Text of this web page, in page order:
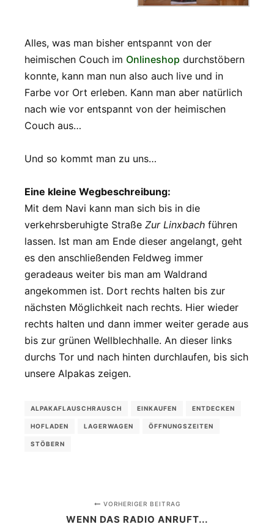
Alles, was man bisher entspannt von der
heimischen Couch im Onlineshop durchstöbern
konnte, kann man nun also auch live und in
Farbe vor Ort erleben. Kann man aber natürlich
nach wie vor entspannt von der heimischen
Couch aus…
Und so kommt man zu uns…
Eine kleine Wegbeschreibung:
Mit dem Navi kann man sich bis in die
verkehrsberuhigte Straße Zur Linxbach führen
lassen. Ist man am Ende dieser angelangt, geht
es den anschließenden Feldweg immer
geradeaus weiter bis man am Waldrand
angekommen ist. Dort rechts halten bis zur
nächsten Möglichkeit nach rechts. Hier wieder
rechts halten und dann immer weiter gerade aus
bis zur grünen Wellblechhalle. An dieser links
durchs Tor und nach hinten durchlaufen, bis sich
unsere Alpakas zeigen.
ALPAKAFLAUSCHRAUSCH EINKAUFEN ENTDECKEN
HOFLADEN LAGERWAGEN ÖFFNUNGSZEITEN
STÖBERN
VORHERIGER BEITRAG
WENN DAS RADIO ANRUFT...